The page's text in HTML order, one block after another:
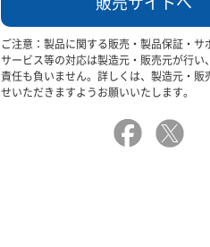
ご注意：製品に関する販売・製品保証・サ
サービス等の対応は製造元・販売元が行い
責任も負いません。詳しくは、製造元・販
せいただきますようお願いいたします。